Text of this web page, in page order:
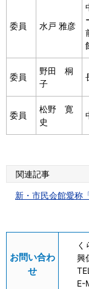
委員 水戸 雅彦
委員
野田 桐
子
委員
松野 寛
史
関連記事
新・市民会館愛称
お問い合わ
せ
興
E-